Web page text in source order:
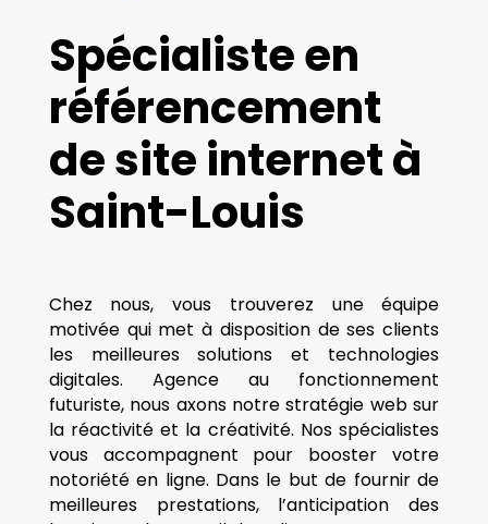
Spécialiste en
référencement
de site internet à
Saint-Louis
Chez nous, vous trouverez une équipe
motivée qui met à disposition de ses clients
les meilleures solutions et technologies
digitales. Agence au fonctionnement
futuriste, nous axons notre stratégie web sur
la réactivité et la créativité. Nos spécialistes
vous accompagnent pour booster votre
notoriété en ligne. Dans le but de fournir de
meilleures prestations, l’anticipation des